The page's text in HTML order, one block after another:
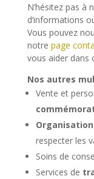
N’hésitez pas
d’informations
Vous pouvez
notre page
vous aider dans
Nos autres
Vente et
respecter les
Soins de
Services de